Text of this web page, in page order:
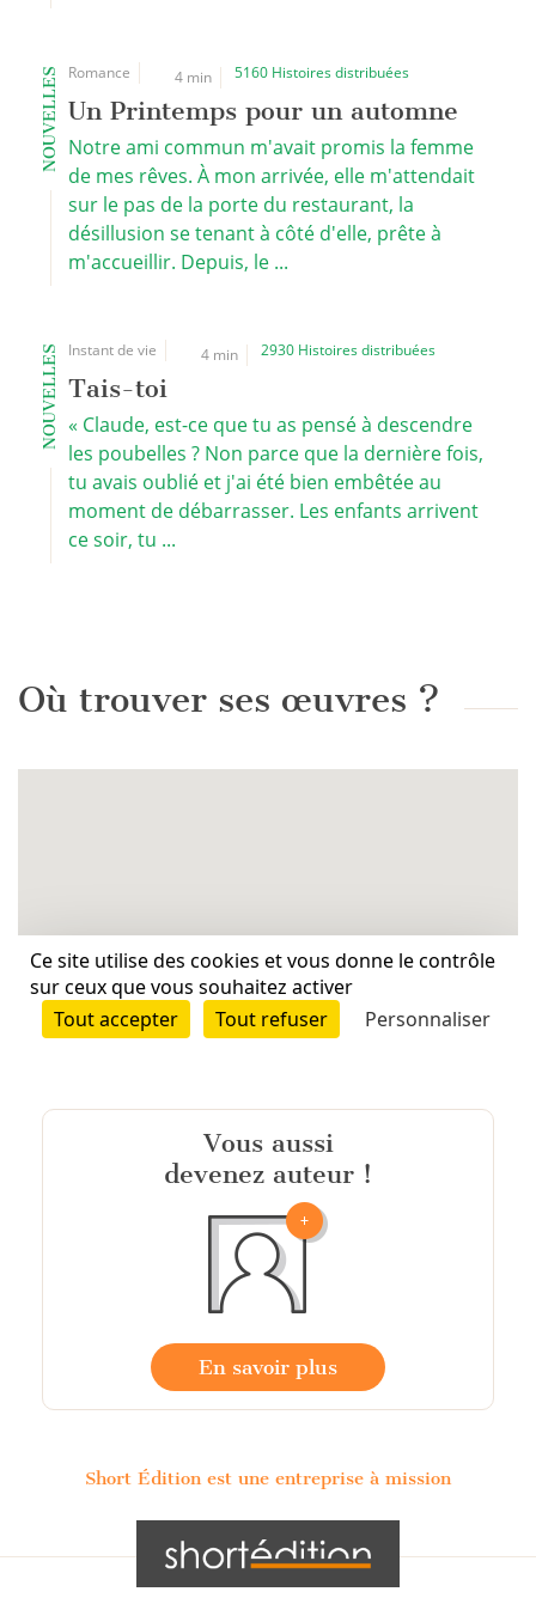
NOUVELLES Romance 4 min 5160 Histoires distribuées
Un Printemps pour un automne
Notre ami commun m'avait promis la femme
de mes rêves. À mon arrivée, elle m'attendait
sur le pas de la porte du restaurant, la
désillusion se tenant à côté d'elle, prête à
m'accueillir. Depuis, le ...
NOUVELLES Instant de vie 4 min 2930 Histoires distribuées
Tais-toi
« Claude, est-ce que tu as pensé à descendre
les poubelles ? Non parce que la dernière fois,
tu avais oublié et j'ai été bien embêtée au
moment de débarrasser. Les enfants arrivent
ce soir, tu ...
Où trouver ses œuvres ?
Vous aussi
devenez auteur !
En savoir plus
Short Édition est une entreprise à mission